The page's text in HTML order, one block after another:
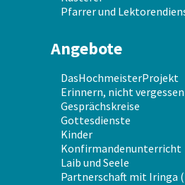
Pfarrer und
Angebote
DasHochmeisterProjekt
Erinnern, nicht
Gesprächskreise
Gottesdienste
Kinder
Konfirmandenunterricht
Laib und Seele
Partnerschaft mit Iringa